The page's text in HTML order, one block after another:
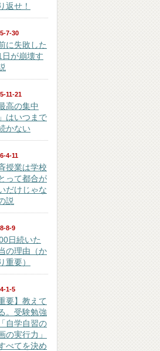
返せ！
7-30
に失敗した
日が崩壊す
11-21
高の集中
はいつまで
かない
4-11
授業は学校
って都合が
だけじゃな
説
8-9
日続いた
の理由（か
重要）
1-5
重要】教えて
。受験勉強
自学自習の
の実行力」
べてを決め